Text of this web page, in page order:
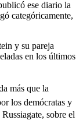
ese diario la
categóricamente,
y su pareja
en los últimos
más que la
los demócratas y
sobre el